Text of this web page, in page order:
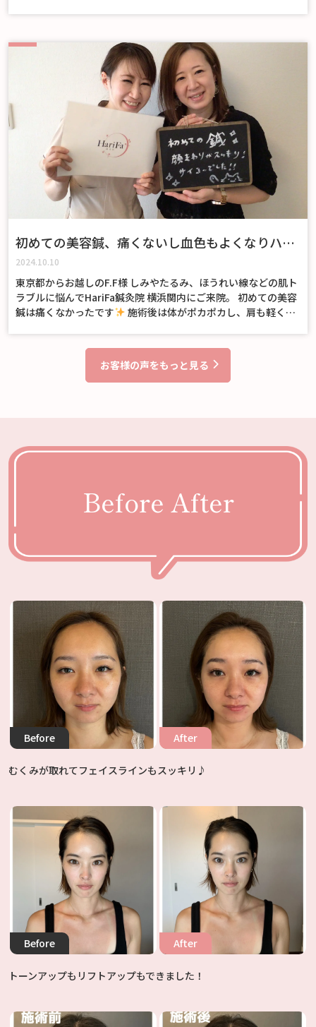
初めての美容鍼、痛くないし血色もよくなりハリ
が戻りました！
2024.10.10
東京都からお越しのF.F様 しみやたるみ、ほうれい線などの肌ト
ラブルに悩んでHariFa鍼灸院 横浜関内にご来院。 初めての美容
鍼は痛くなかったです
お客様の声をもっと見る
Before After
Before After
むくみが取れてフェイスラインもスッキリ♪
Before After
トーンアップもリフトアップもできました！